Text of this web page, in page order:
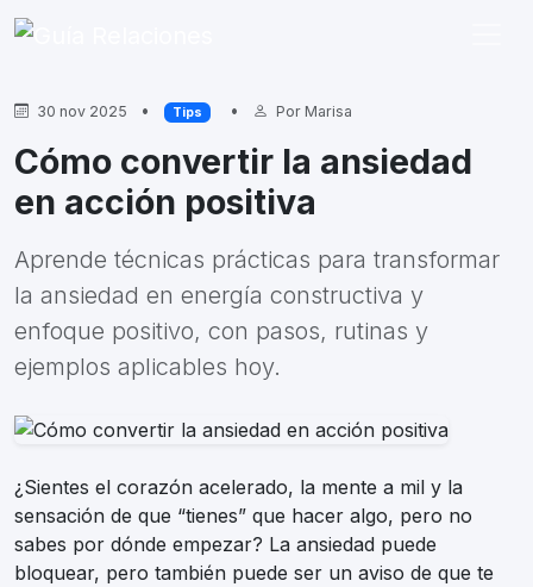
30 nov 2025 • Tips • Por Marisa
Cómo convertir la ansiedad
en acción positiva
Aprende técnicas prácticas para transformar
la ansiedad en energía constructiva y
enfoque positivo, con pasos, rutinas y
ejemplos aplicables hoy.
¿Sientes el corazón acelerado, la mente a mil y la
sensación de que “tienes” que hacer algo, pero no
sabes por dónde empezar? La ansiedad puede
bloquear, pero también puede ser un aviso de que te